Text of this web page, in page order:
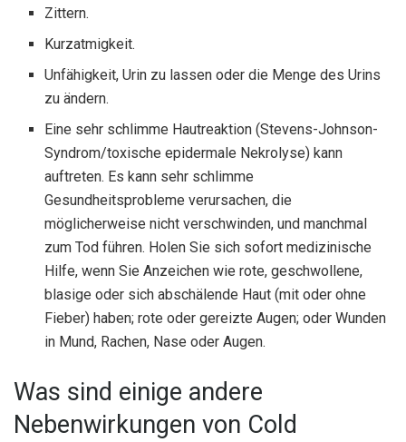
Zittern.
Kurzatmigkeit.
Unfähigkeit, Urin zu lassen oder die Menge des Urins
zu ändern.
Eine sehr schlimme Hautreaktion (Stevens-Johnson-
Syndrom/toxische epidermale Nekrolyse) kann
auftreten. Es kann sehr schlimme
Gesundheitsprobleme verursachen, die
möglicherweise nicht verschwinden, und manchmal
zum Tod führen. Holen Sie sich sofort medizinische
Hilfe, wenn Sie Anzeichen wie rote, geschwollene,
blasige oder sich abschälende Haut (mit oder ohne
Fieber) haben; rote oder gereizte Augen; oder Wunden
in Mund, Rachen, Nase oder Augen.
Was sind einige andere
Nebenwirkungen von Cold